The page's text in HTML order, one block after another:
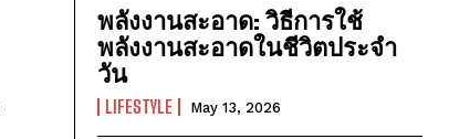
พลังงานสะอาด: วิธีการใช้
พลังงานสะอาดในชีวิตประจำ
วัน
LIFESTYLE May 13, 2026